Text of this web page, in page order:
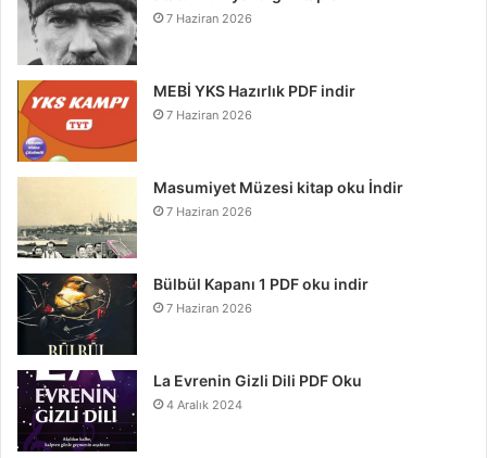
7 Haziran 2026
MEBİ YKS Hazırlık PDF indir
7 Haziran 2026
Masumiyet Müzesi kitap oku İndir
7 Haziran 2026
Bülbül Kapanı 1 PDF oku indir
7 Haziran 2026
La Evrenin Gizli Dili PDF Oku
4 Aralık 2024